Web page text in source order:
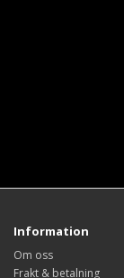
Information
Om oss
Frakt & betalning